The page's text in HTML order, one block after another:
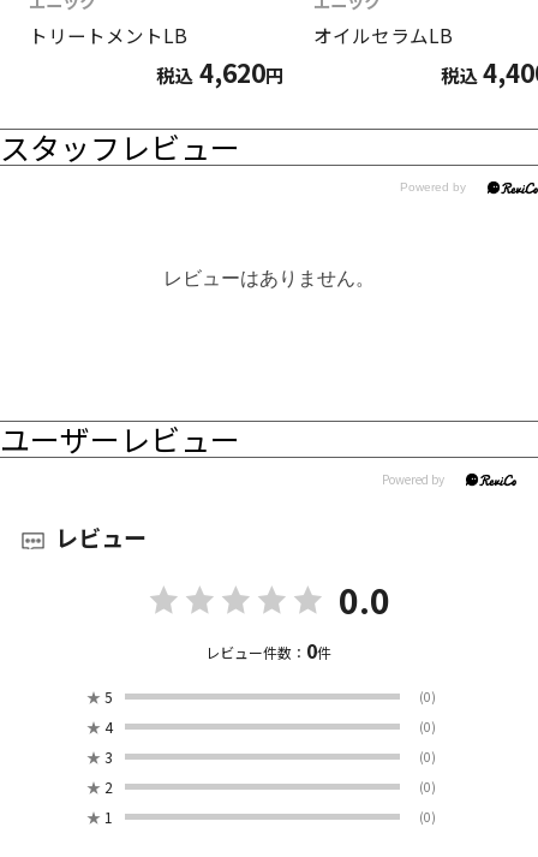
トリートメントLB
税込 4,620円
オイルセラムLB
税込
スタッフレビュー
レビューはありません。
ユーザーレビュー
レビュー
0.0
レビュー件数： 0件
★ 5 (0)
★ 4 (0)
★ 3 (0)
★ 2 (0)
★ 1 (0)